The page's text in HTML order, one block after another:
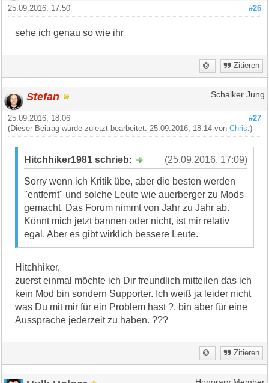
#26
25.09.2016, 17:50
sehe ich genau so wie ihr
Zitieren
Stefan Schalker Jung
#27
25.09.2016, 18:06
(Dieser Beitrag wurde zuletzt bearbeitet: 25.09.2016, 18:14 vonChris .)
(25.09.2016, 17:09)
Hitchhiker1981 schrieb:
Sorry wenn ich Kritik übe, aber die besten werden
"entfernt" und solche Leute wie auerberger zu Mods
gemacht. Das Forum nimmt von Jahr zu Jahr ab.
Könnt mich jetzt bannen oder nicht, ist mir relativ
egal. Aber es gibt wirklich bessere Leute.
Hitchhiker,
zuerst einmal möchte ich Dir freundlich mitteilen das ich
kein Mod bin sondern Supporter. Ich weiß ja leider nicht
was Du mit mir für ein Problem hast ?, bin aber für eine
Aussprache jederzeit zu haben. ???
Zitieren